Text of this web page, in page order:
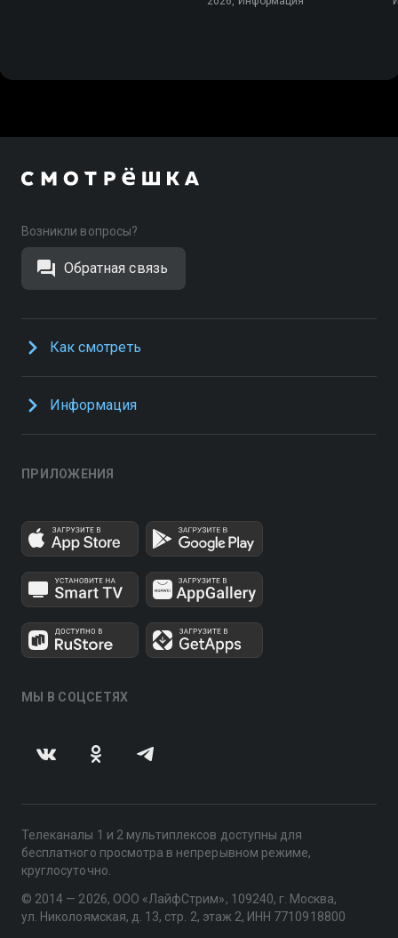
Возникли вопросы?
Обратная связь
Как смотреть
Информация
ПРИЛОЖЕНИЯ
МЫ В СОЦСЕТЯХ
Телеканалы 1 и 2 мультиплексов доступны для
бесплатного просмотра в непрерывном режиме,
круглосуточно.
© 2014 — 2026, ООО «ЛайфСтрим», 109240, г. Москва,
ул. Николоямская, д. 13, стр. 2, этаж 2, ИНН 7710918800